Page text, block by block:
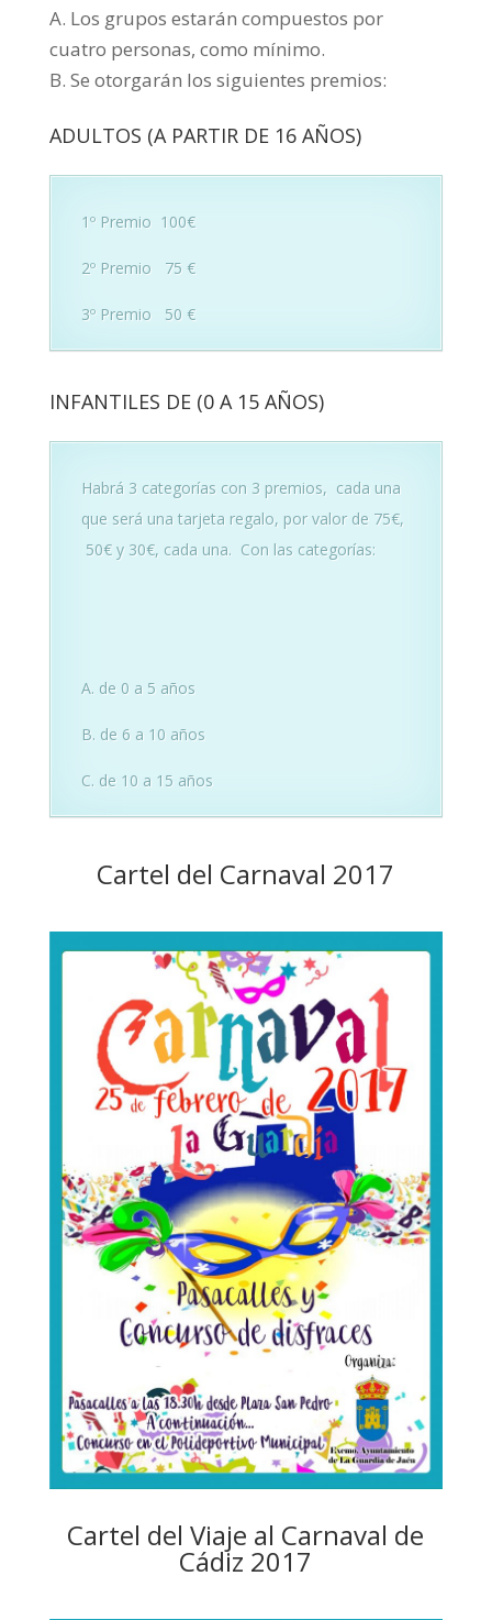
A. Los grupos estarán compuestos por
cuatro personas, como mínimo.
B. Se otorgarán los siguientes premios:
ADULTOS (A PARTIR DE 16 AÑOS)
1º Premio 100€
2º Premio 75 €
3º Premio 50 €
INFANTILES DE (0 A 15 AÑOS)
Habrá 3 categorías con 3 premios, cada una
que será una tarjeta regalo, por valor de 75€,
50€ y 30€, cada una. Con las categorías:
A. de 0 a 5 años
B. de 6 a 10 años
C. de 10 a 15 años
Cartel del Carnaval 2017
Cartel del Viaje al Carnaval de
Cádiz 2017